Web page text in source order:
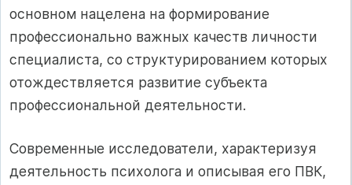
основном нацелена на формирование
профессионально важных качеств личности
специалиста, со структурированием которых
отождествляется развитие субъекта
профессиональной деятельности.
Современные исследователи, характеризуя
деятельность психолога и описывая его ПВК,